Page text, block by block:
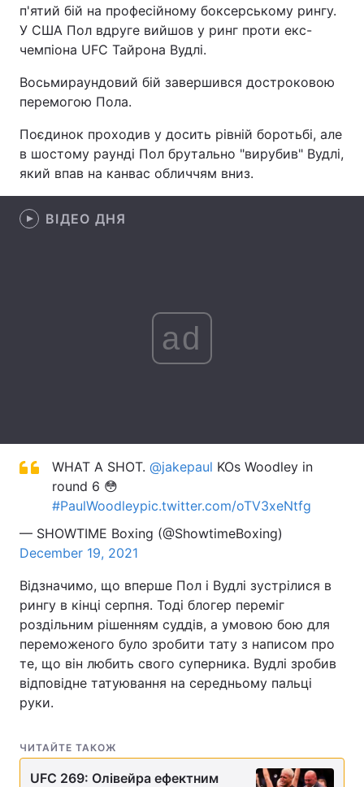
Головна Війна
Україна Політика
Економіка Світ
Техно і зв'язок Лайт
Зброя Інциденти
Здоров'я
Архів Вакансії
Контакти
Послуги
Тема оформлення
п'ятий бій на професійному боксерському рингу.
У США Пол вдруге вийшов у ринг проти екс-
чемпіона UFC Тайрона Вудлі.
Восьмираундовий бій завершився достроковою
перемогою Пола.
Поєдинок проходив у досить рівній боротьбі, але
в шостому раунді Пол брутально "вирубив" Вудлі,
який впав на канвас обличчям вниз.
ВІДЕО ДНЯ
ad
WHAT A SHOT. @jakepaul KOs Woodley in
round 6 😳
#PaulWoodleypic.twitter.com/oTV3xeNtfg
— SHOWTIME Boxing (@ShowtimeBoxing)
December 19, 2021
Відзначимо, що вперше Пол і Вудлі зустрілися в
рингу в кінці серпня. Тоді блогер переміг
роздільним рішенням суддів, а умовою бою для
переможеного було зробити тату з написом про
те, що він любить свого суперника. Вудлі зробив
відповідне татуювання на середньому пальці
руки.
ЧИТАЙТЕ ТАКОЖ
UFC 269: Олівейра ефектним